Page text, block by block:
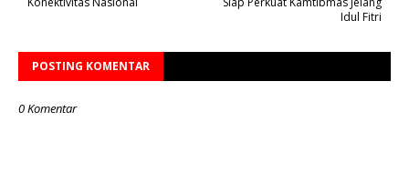
Idul Fitri
POSTING KOMENTAR
0 Komentar